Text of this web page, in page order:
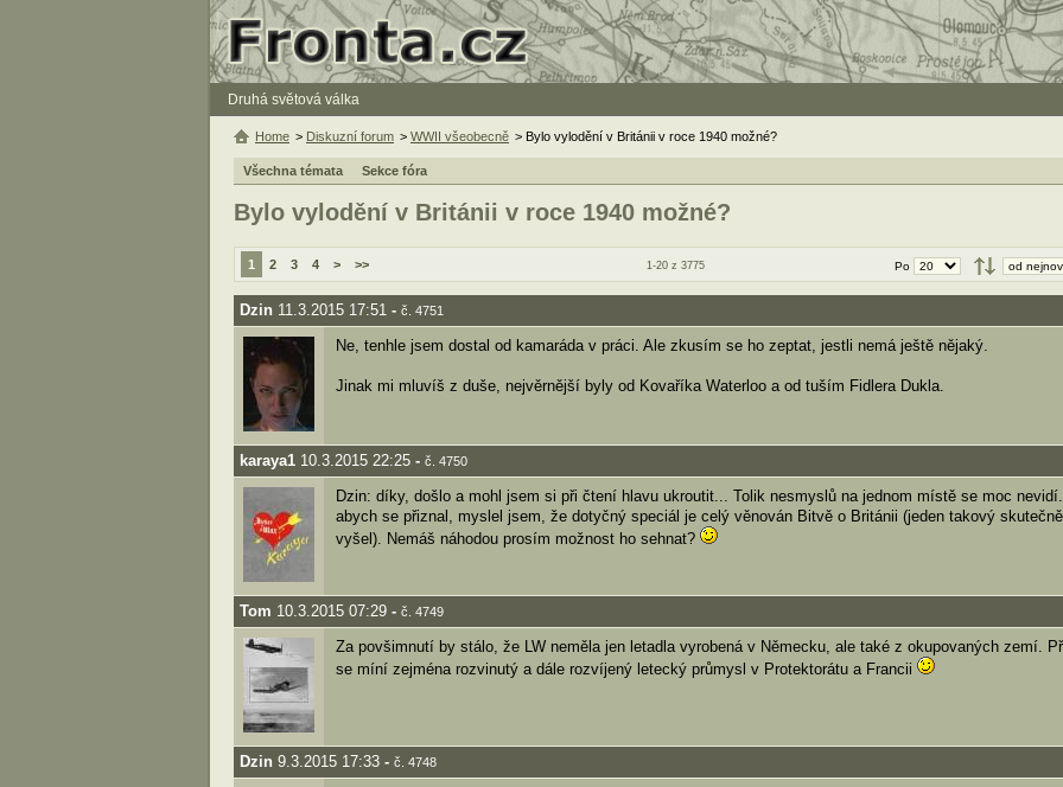
Druhá světová válka
Všechna témata Sekce fóra
Bylo vylodění v Británii v roce 1940 možné?
1-20 z 3775
1 2 3 4 > >> Po
Dzin 11.3.2015 17:51 - č. 4751
Ne, tenhle jsem dostal od kamaráda v práci. Ale zkusím se ho zeptat, jestli nemá ještě nějaký.
Jinak mi mluvíš z duše, nejvěrnější byly od Kovaříka Waterloo a od tuším Fidlera Dukla.
karaya1 10.3.2015 22:25 - č. 4750
Dzin: díky, došlo a mohl jsem si při čtení hlavu ukroutit... Tolik nesmyslů na jednom místě se moc
abych se přiznal, myslel jsem, že dotyčný speciál je celý věnován Bitvě o Británii (jeden takový skutečně
vyšel). Nemáš náhodou prosím možnost ho sehnat?
Tom 10.3.2015 07:29 - č. 4749
Za povšimnutí by stálo, že LW neměla jen letadla vyrobená v Německu, ale také z okupovaných zemí.
se míní zejména rozvinutý a dále rozvíjený letecký průmysl v Protektorátu a Francii
Dzin 9.3.2015 17:33 - č. 4748
Home > Diskuzní forum > WWII všeobecně > Bylo vylodění v Británii v roce 1940 možné?